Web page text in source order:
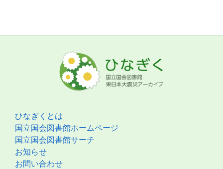
ひなぎくとは
国立国会図書館ホームページ
国立国会図書館サーチ
お知らせ
お問い合わせ